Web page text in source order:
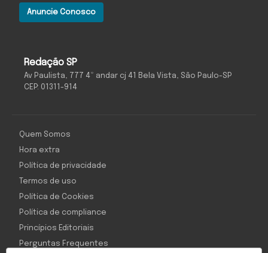
Redação SP
Av Paulista, 777 4º andar cj 41 Bela Vista, São Paulo-SP
CEP: 01311-914
Anuncie Conosco
Quem Somos
Hora extra
Política de privacidade
Termos de uso
Política de Cookies
Política de compliance
Princípios Editoriais
Perguntas Frequentes